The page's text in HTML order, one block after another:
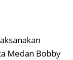
Medan Bobby